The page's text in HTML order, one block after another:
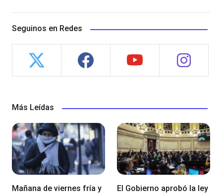
Seguinos en Redes
Más Leídas
Mañana de viernes fría y
El Gobierno aprobó la ley